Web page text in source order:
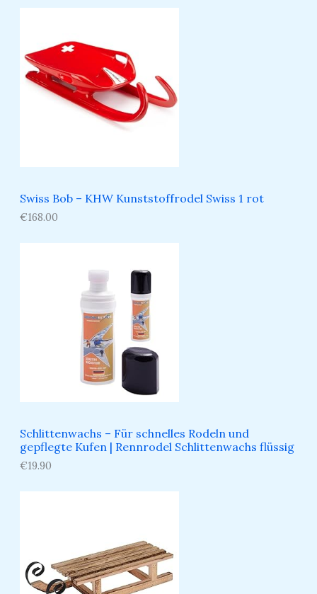
Swiss Bob – KHW Kunststoffrodel Swiss 1 rot
€168.00
Schlittenwachs – Für schnelles Rodeln und
gepflegte Kufen​ | Rennrodel Schlittenwachs flüssig
€19.90